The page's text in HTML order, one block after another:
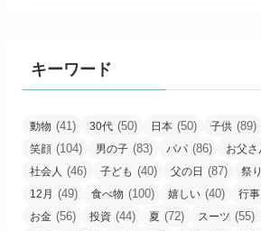
キーワード
動物 (41) 30代 (50) 日本 (50) 子供 (89)
笑顔 (104) 男の子 (83) パパ (86) お父さ
社会人 (46) 子ども (40) 父の日 (87) 祭り
12月 (49) 食べ物 (100) 嬉しい (40) 行事
お金 (56) 投資 (44) 夏 (72) スーツ (55)